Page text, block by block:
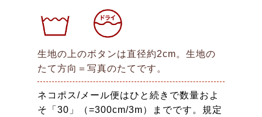
生地の上のボタンは直径約2cm。生地の
たて方向＝写真のたてです。
ネコポス/メール便はひと続きで数量およ
そ「30」（=300cm/3m）までです。規定